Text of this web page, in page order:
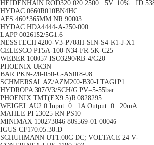
HEIDENHAIN ROD320.020 2500 5V±10%
HYDAC 0660R010BN4HC
AFS 460*365MM NR:90003
HYDAC HDA4444-A-250-000
LAPP 0026152/5G1.6
NESSTECH 4200-V3-P708H-SIN-S4-K1-J-X1
CELESCO PT5A-100-N34-FR-5K-C25
WEBER 100057 ISO3290/RB-4/G20
PHOENIX UK3N
BAR PKN-2/0-050-C-AS018-08
SCHMERSAL AZ/AZM200-B30-LTAG1P1
HYDROPA 307/V3/SCH/G PV=5-55bar
PHOENIX TMT(EX9.5)R 0828295
WEIGEL AU2.0 Input: 0...1A Output: 0...20mA
MAHLE PI 23025 RN PS10
MINIMAX 100273846 809569-01 00046
IGUS CF170.05.30.D
SCHUHMANN UT1.00G DC; VOLTAGE 24 V-